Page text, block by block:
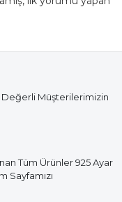
Değerli Müşterilerimizin
Tüm Ürünler 925 Ayar
Sayfamızı